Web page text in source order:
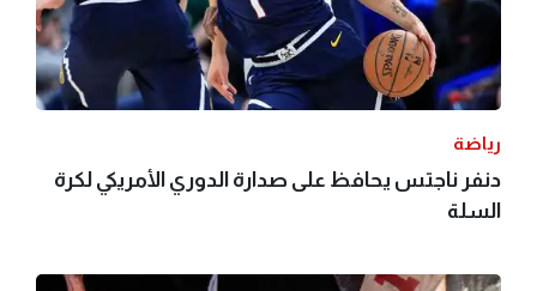
رياضة
دنفر ناجتس يحافظ على صدارة الدوري الأمريكي لكرة
السلة